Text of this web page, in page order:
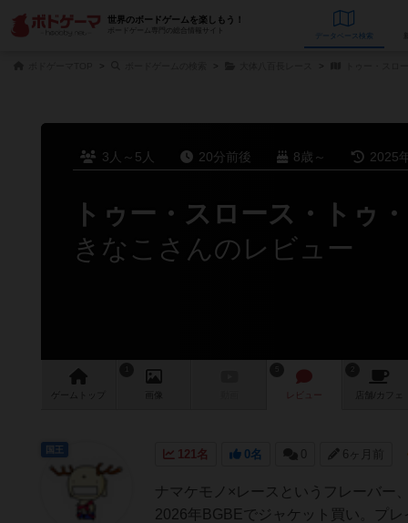
世界のボードゲームを楽しもう！
ボードゲーム専門の総合情報サイト
データベース
3人～5人 20分前後 8歳～ 2025
トゥー・スロース・トゥ
きなこさんのレビュー
ゲーム 画像 レビュー 店舗/ カフェ
121名 0名 0 6ヶ月前
ナマケモノ×レースというフレーバー
2026年BGBEでジャケット買い。プ
国王